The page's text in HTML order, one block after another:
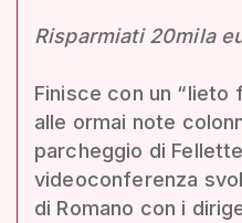
Risparmiati 20mila
Finisce con un “lieto
alle ormai note
parcheggio di
videoconferenza
di Romano con i